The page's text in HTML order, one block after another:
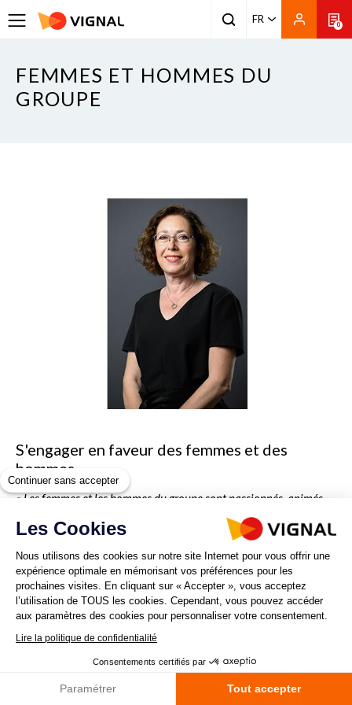
FR 0
FEMMES ET HOMMES DU
GROUPE
S'engager en faveur des femmes et des
hommes
« Les femmes et les hommes du groupe sont passionnés, animés
par l’envie d’entreprendre. Ils sont l’atout majeur de Vignal !
Nous construisons ensemble le futur de Vignal. C’est en cela que le
pilier « humain et éthique » est au centre de la stratégie RSE.
Nous sommes à l’écoute de nos collaborateurs. Nous assurons un
cadre de vie sécurisé et nous offrons les mêmes opportunités aux
femmes et aux hommes ».
Nathalie Lachaud– Directrice des Ressources Humaines
Continuer sans accepter
Les Cookies
Nous utilisons des cookies sur notre site Internet pour vous offrir une
expérience optimale en mémorisant vos préférences pour les
prochaines visites. En cliquant sur « Accepter », vous acceptez
l’utilisation de TOUS les cookies. Cependant, vous pouvez accéder
aux paramètres des cookies pour personnaliser votre consentement.
Lire la politique de confidentialité
Consentements certifiés par
Paramétrer Tout accepter